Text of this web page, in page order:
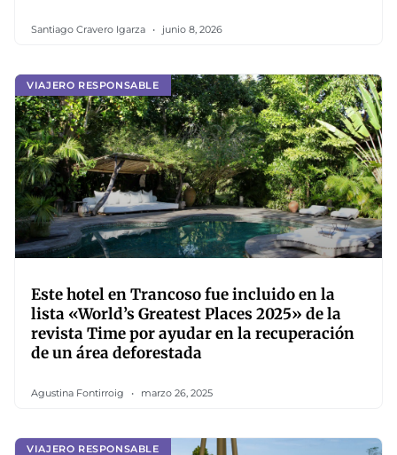
Santiago Cravero Igarza junio 8, 2026
VIAJERO RESPONSABLE
Este hotel en Trancoso fue incluido en la
lista «World’s Greatest Places 2025» de la
revista Time por ayudar en la recuperación
de un área deforestada
Agustina Fontirroig marzo 26, 2025
VIAJERO RESPONSABLE